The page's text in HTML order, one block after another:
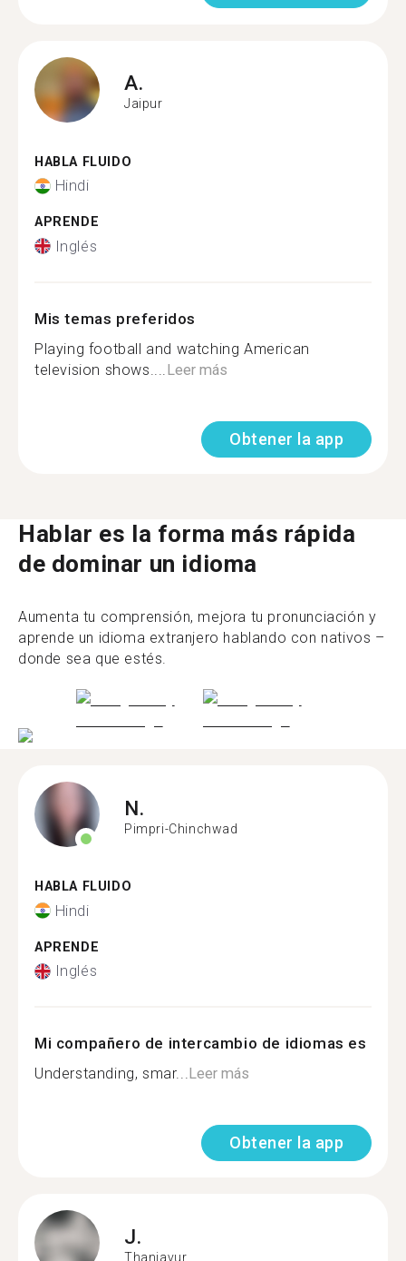
A.
Jaipur
HABLA FLUIDO
Hindi
APRENDE
Inglés
Mis temas preferidos
Playing football and watching American
television shows.... Leer más
Obtener la app
Hablar es la forma más rápida
de dominar un idioma
Aumenta tu comprensión, mejora tu pronunciación y
aprende un idioma extranjero hablando con nativos –
donde sea que estés.
N.
Pimpri-Chinchwad
HABLA FLUIDO
Hindi
APRENDE
Inglés
Mi compañero de intercambio de idiomas es
Understanding, smar...Leer más
Obtener la app
J.
Thanjavur